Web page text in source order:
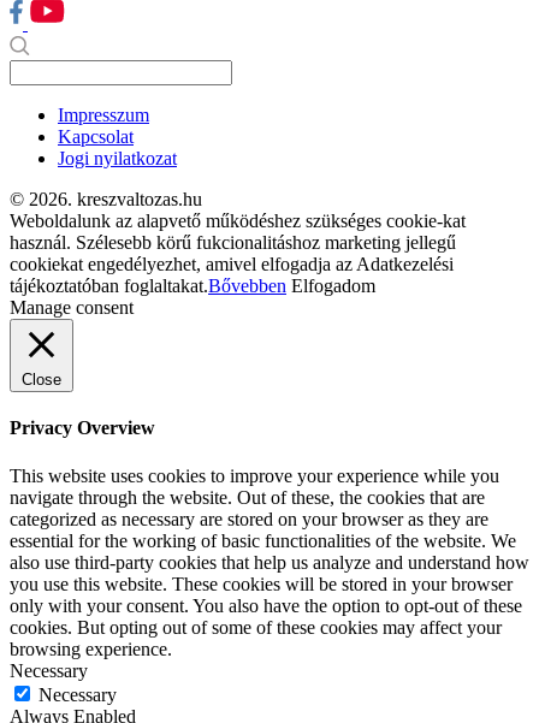
Impresszum
Kapcsolat
Jogi nyilatkozat
© 2026. kreszvaltozas.hu
Weboldalunk az alapvető működéshez szükséges cookie-kat
használ. Szélesebb körű fukcionalitáshoz marketing jellegű
cookiekat engedélyezhet, amivel elfogadja az Adatkezelési
tájékoztatóban foglaltakat.Bővebben Elfogadom
Manage consent
Close
Privacy Overview
This website uses cookies to improve your experience while you
navigate through the website. Out of these, the cookies that are
categorized as necessary are stored on your browser as they are
essential for the working of basic functionalities of the website. We
also use third-party cookies that help us analyze and understand how
you use this website. These cookies will be stored in your browser
only with your consent. You also have the option to opt-out of these
cookies. But opting out of some of these cookies may affect your
browsing experience.
Necessary
Necessary
Always Enabled